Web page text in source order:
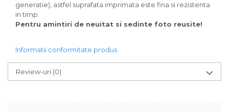
generatie), astfel suprafata imprimata este fina si rezistenta
in timp.
Pentru amintiri de neuitat si sedinte foto reusite!
Informatii conformitate produs
Review-uri (0)